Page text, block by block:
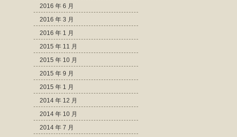
2016 年 6 月
2016 年 3 月
2016 年 1 月
2015 年 11 月
2015 年 10 月
2015 年 9 月
2015 年 1 月
2014 年 12 月
2014 年 10 月
2014 年 7 月